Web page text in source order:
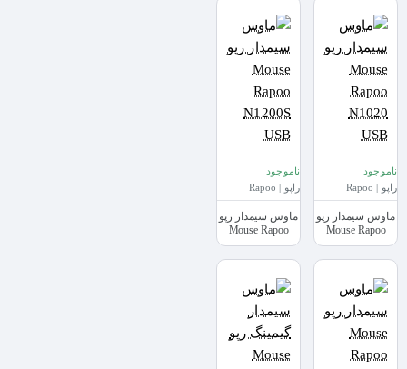
ناموجود
راپو | Rapoo
ماوس سیمدار رپو
Mouse Rapoo
N1020 USB
ناموجود
راپو | Rapoo
ماوس سیمدار رپو
Mouse Rapoo
N1200S USB